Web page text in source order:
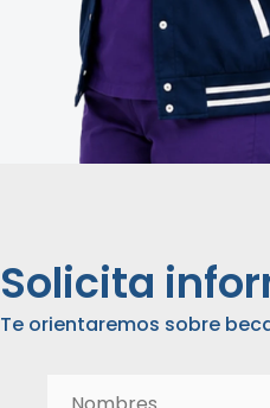
Solicita
Te orientaremos sobre